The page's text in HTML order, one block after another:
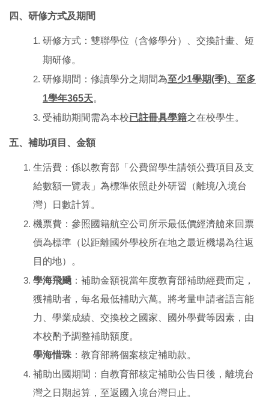
四、研修方式及期間
研修方式：雙聯學位（含修學分）、交換計畫、短
期研修。
研修期間：修讀學分之期間為至少1學期(季)、至多
1學年365天。
受補助期間需為本校已註冊具學籍之在校學生。
五、補助項目、金額
生活費：係以教育部「公費留學生請領公費項目及支
給數額一覽表」為標準依照赴外研習（離境/入境台
灣）日數計算。
機票費：參照國籍航空公司所示最低價經濟艙來回票
價為標準（以距離國外學校所在地之最近機場為往返
目的地）。
學海飛颺 ：補助金額視當年度教育部補助經費而定，
獲補助者，每名最低補助六萬。將考量申請者語言能
力、學業成績、交換校之國家、國外學費等因素，由
本校酌予調整補助額度。
學海惜珠：教育部將個案核定補助款。
補助出國期間：自教育部核定補助公告日後，離境台
灣之日期起算，至返國入境台灣日止。